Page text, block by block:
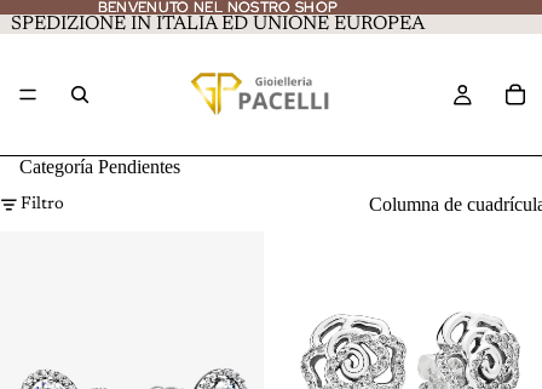
BENVENUTO NEL NOSTRO SHOP
BENVENUTO NEL NOSTRO SHOP
SPEDIZIONE IN ITALIA ED UNIONE EUROPEA
Categoría Pendientes
Filtro Columna de